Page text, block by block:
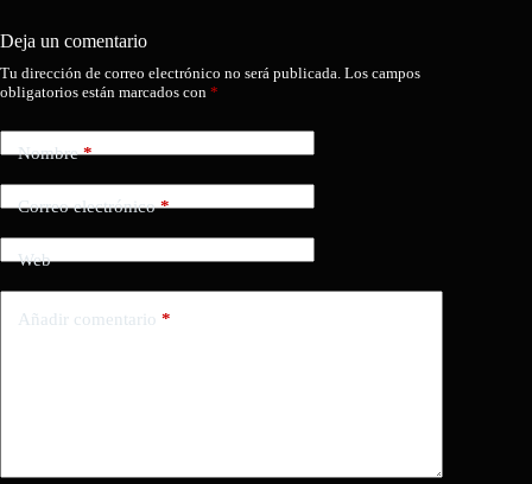
Deja un comentario
Tu dirección de correo electrónico no será publicada. Los campos
obligatorios están marcados con *
Nombre*
Correo electrónico*
Web
Añadir comentario *